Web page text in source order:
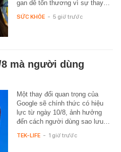
gan dễ tổn thương vì sự thay…
SỨC KHỎE - 5 giờ trước
mà người dùng
Một thay đổi quan trọng của
Google sẽ chính thức có hiệu
lực từ ngày 10/8, ảnh hưởng
đến cách người dùng sao lưu…
TEK-LIFE - 1 giờ trước